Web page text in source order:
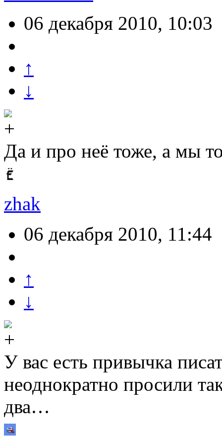
06 декабря 2010, 10:03
↑
↓
Да и про неё тоже, а мы
zhak
06 декабря 2010, 11:44
↑
↓
У вас есть привычка
неоднократно просили
два…